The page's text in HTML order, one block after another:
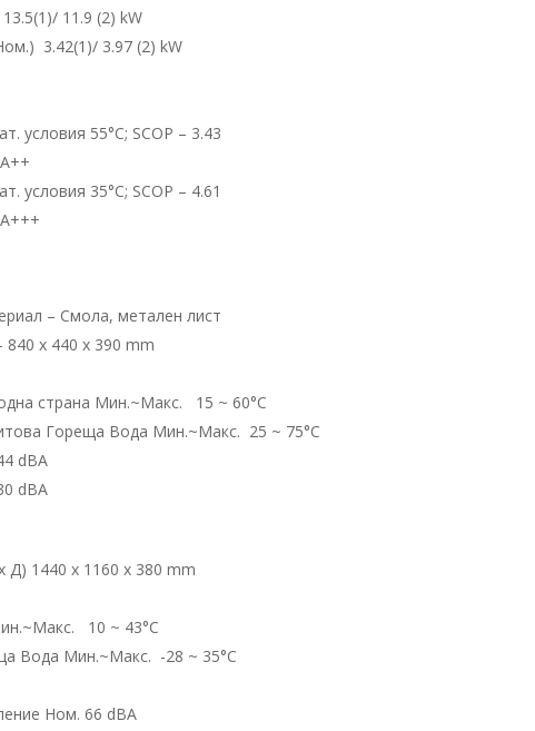
11.9 (2) kW
3.42(1)/ 3.97 (2) kW
условия 55°C; SCOP – 3.43
условия 35°C; SCOP – 4.61
– Смола, метален лист
х 440 х 390 mm
страна Мин.~Макс. 15 ~ 60°С
Гореща Вода Мин.~Макс. 25 ~ 75°С
dBA
dBA
1440 х 1160 х 380 mm
10 ~ 43°С
Вода Мин.~Макс. -28 ~ 35°С
Ном. 66 dBA